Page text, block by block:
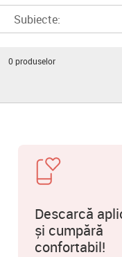
Subiecte:
0 produselor
Descarcă
și cumpără
confortabil!